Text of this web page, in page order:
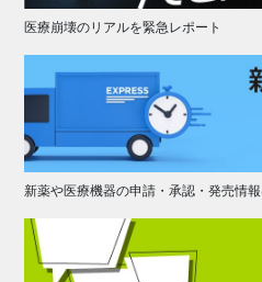
医療崩壊のリアルを緊急レポート
新薬や医療機器の申請・承認・発売情報